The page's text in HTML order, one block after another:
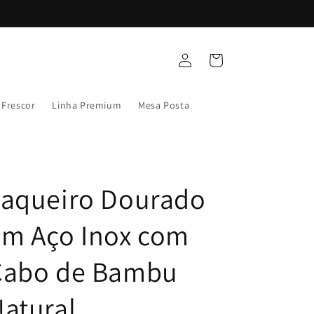
Linha Premium Mesa Posta
Fazer
login
Carrinho
Dourado
Aço Inox com
de Bambu